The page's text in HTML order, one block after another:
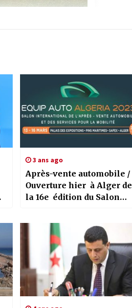
3 ans ago
Après-vente automobile /
Ouverture hier à Alger de
la 16e édition du Salon